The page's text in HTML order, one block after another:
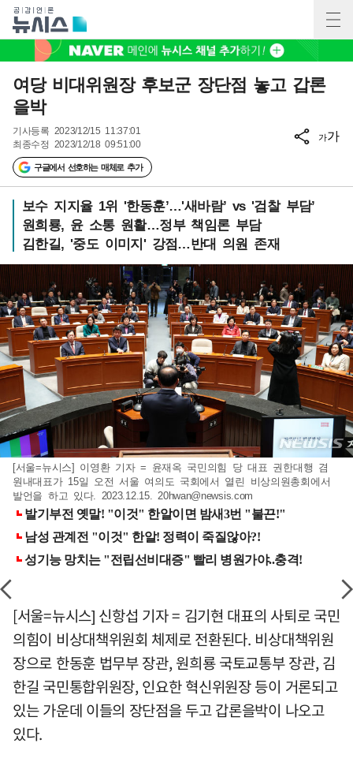
여당 비대위원장 후보군 장단점 놓고 갑론
을박
기사등록 2023/12/15 11:37:01
최종수정 2023/12/18 09:51:00
구글에서 선호하는 매체로 추가
가가
보수 지지율 1위 '한동훈’…'새바람’ vs '검찰 부담’
원희룡, 윤 소통 원활…정부 책임론 부담
김한길, '중도 이미지' 강점…반대 의원 존재
[서울=뉴시스] 이영환 기자 = 윤재옥 국민의힘 당 대표 권한대행 겸
원내대표가 15일 오전 서울 여의도 국회에서 열린 비상의원총회에서
발언을 하고 있다. 2023.12.15.20hwan@newsis.com
[서울=뉴시스] 신항섭 기자 = 김기현 대표의 사퇴로 국민
의힘이 비상대책위원회 체제로 전환된다. 비상대책위원
장으로 한동훈 법무부 장관, 원희룡 국토교통부 장관, 김
한길 국민통합위원장, 인요한 혁신위원장 등이 거론되고
있는 가운데 이들의 장단점을 두고 갑론을박이 나오고
있다.